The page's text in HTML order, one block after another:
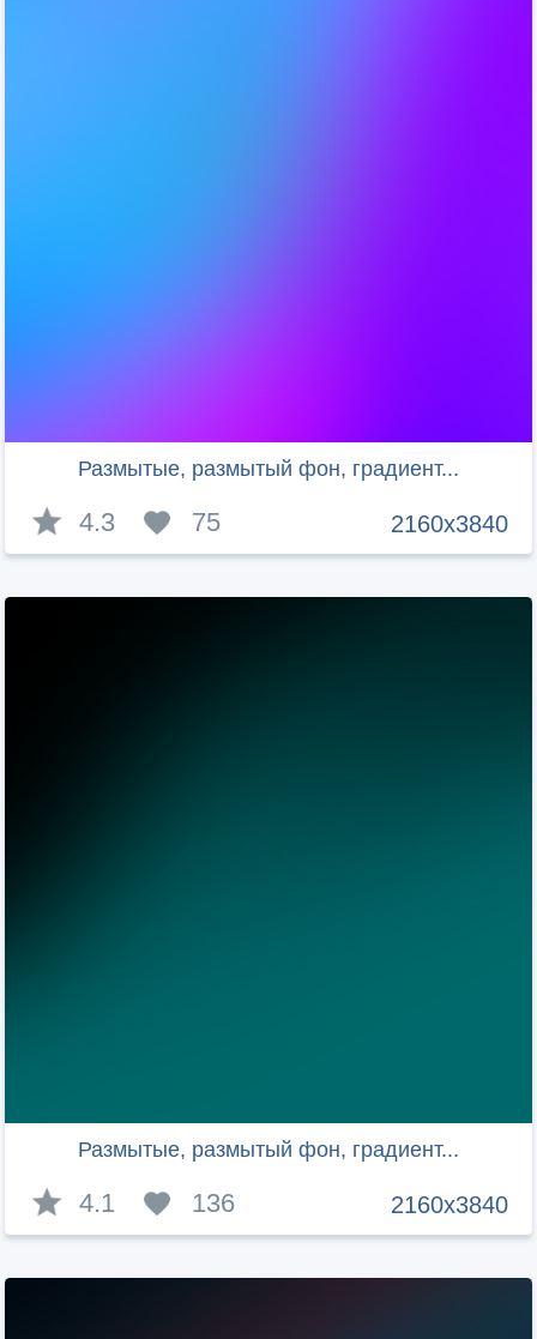
Размытые, размытый фон, градиент...
2160x3840
4.3 75
Размытые, размытый фон, градиент...
2160x3840
4.1 136